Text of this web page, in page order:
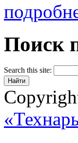
Поиск
Search this site: